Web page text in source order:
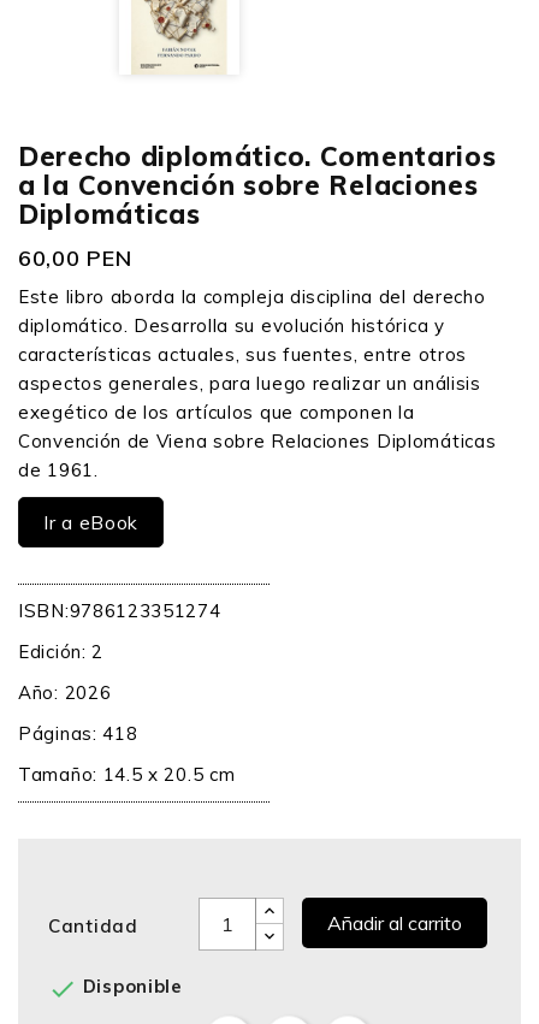
Derecho diplomático. Comentarios
a la Convención sobre Relaciones
Diplomáticas
60,00 PEN
Este libro aborda la compleja disciplina del derecho
diplomático. Desarrolla su evolución histórica y
características actuales, sus fuentes, entre otros
aspectos generales, para luego realizar un análisis
exegético de los artículos que componen la
Convención de Viena sobre Relaciones Diplomáticas
de 1961.
Ir a eBook
ISBN:9786123351274
Edición: 2
Año: 2026
Páginas: 418
Tamaño: 14.5 x 20.5 cm
Cantidad Añadir al carrito
 Disponible